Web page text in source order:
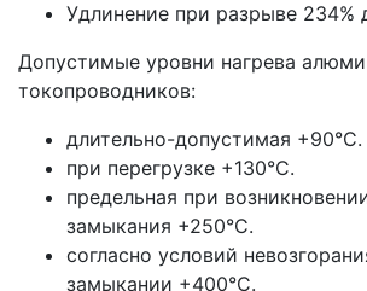
Удлинение при разрыве 234%
Допустимые уровни нагрева
токопроводников:
длительно-допустимая +90°С.
при перегрузке +130°С.
предельная при
замыкания +250°С.
согласно условий
замыкании +400°С.